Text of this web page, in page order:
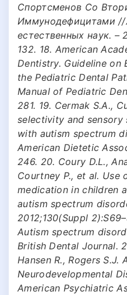
Спортсменов Со
Иммунодефицитами //
естественных наук.
132. 18. American
Dentistry. Guideline on
the Pediatric Dental
Manual of Pediatric
281. 19. Cermak S.A.,
selectivity and
with autism spectrum
American Dietetic
246. 20. Coury D.L.,
Courtney P., et al. Use
medication in children
autism spectrum
2012;130(Suppl
Autism spectrum
British Dental Journal.
Hansen R., Rogers S.J.
Neurodevelopmental
American Psychiatric